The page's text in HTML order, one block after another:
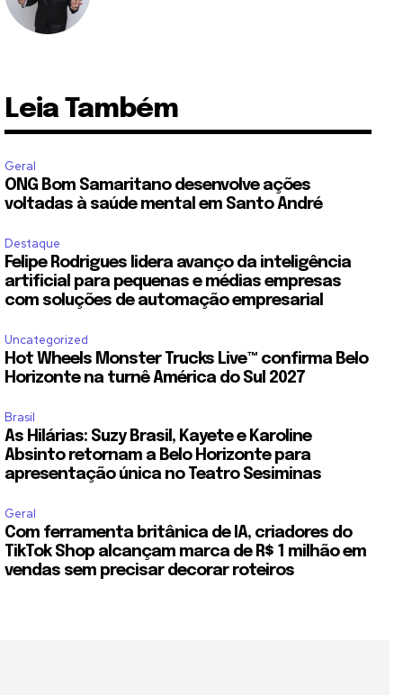
Leia Também
Geral
ONG Bom Samaritano desenvolve ações
voltadas à saúde mental em Santo André
Destaque
Felipe Rodrigues lidera avanço da inteligência
artificial para pequenas e médias empresas
com soluções de automação empresarial
Uncategorized
Hot Wheels Monster Trucks Live™ confirma Belo
Horizonte na turnê América do Sul 2027
Brasil
As Hilárias: Suzy Brasil, Kayete e Karoline
Absinto retornam a Belo Horizonte para
apresentação única no Teatro Sesiminas
Geral
Com ferramenta britânica de IA, criadores do
TikTok Shop alcançam marca de R$ 1 milhão em
vendas sem precisar decorar roteiros